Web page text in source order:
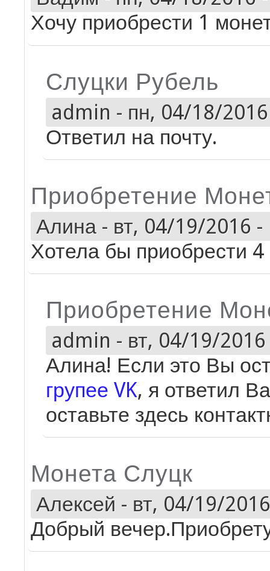
Хочу приобрести 1
Слуцки Рубель
admin - пн, 04/18/
Ответил на почту.
Приобретение
Алина - вт, 04/19/2016 -
Хотела бы приобрести
Приобретение
admin - вт, 04/19/
Алина! Если это Вы
групее VK, я ответил
оставьте здесь
Монета Слуцк
Алексей - вт, 04/19/
Добрый